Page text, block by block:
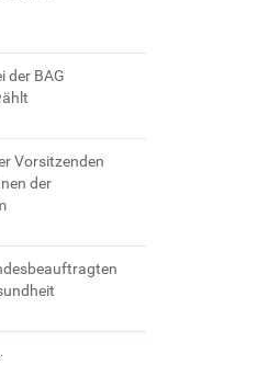
der BAG
Vorsitzenden
der